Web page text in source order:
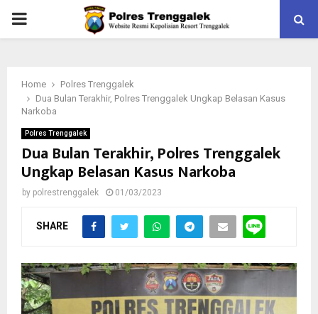
PRIMARY
Home
Polres Trenggalek
Dua Bulan Terakhir, Polres Trenggalek Ungkap Belasan Kasus
Narkoba
Polres Trenggalek
Dua Bulan Terakhir, Polres Trenggalek
Ungkap Belasan Kasus Narkoba
by polrestrenggalek 01/03/2023
SHARE